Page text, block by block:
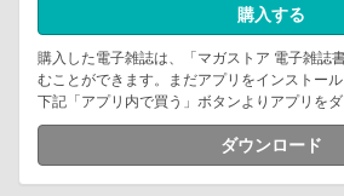
購入する
購入した電子雑誌は、「マガストア 電子雑誌
むことができます。まだアプリをインストール
下記「アプリ内で買う」ボタンよりアプリをダ
ダウンロード